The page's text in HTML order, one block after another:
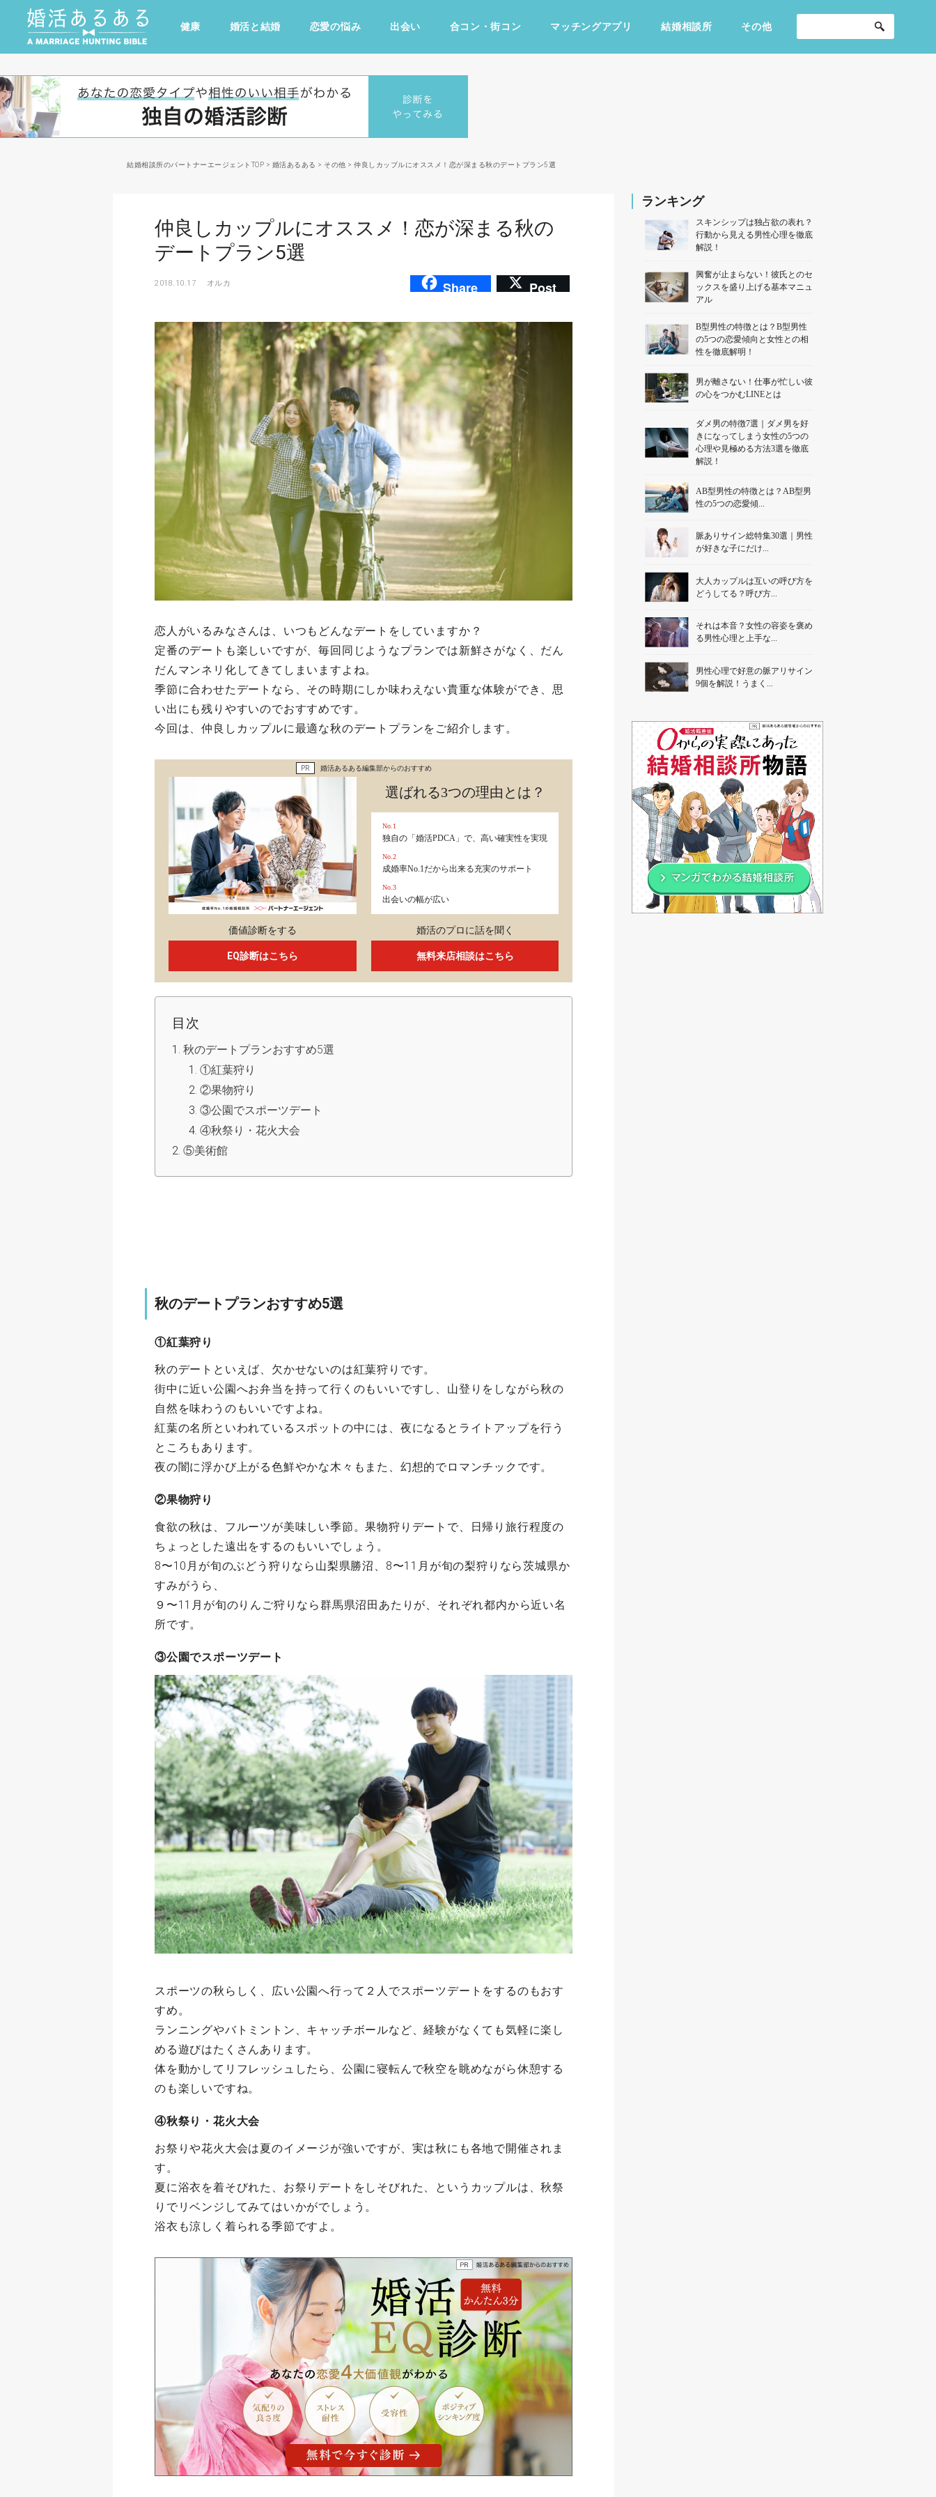
健康 婚活と結婚 恋愛の悩み 出会い 合コン・街コン マッチングアプリ 結婚相談所 その他
心の処方箋 カルチャー・トレンド・芸能
結婚相談所のパートナーエージェントTOP > 婚活あるある > その他 > 仲良しカップルにオススメ！恋が深まる秋のデートプラン5選
仲良しカップルにオススメ！恋が深まる秋の
デートプラン5選
2018.10.17 オルカ Share Post
恋人がいるみなさんは、いつもどんなデートをしていますか？
定番のデートも楽しいですが、毎回同じようなプランでは新鮮さがなく、だん
だんマンネリ化してきてしまいますよね。
季節に合わせたデートなら、その時期にしか味わえない貴重な体験ができ、思
い出にも残りやすいのでおすすめです。
今回は、仲良しカップルに最適な秋のデートプランをご紹介します。
PR 婚活あるある編集部からのおすすめ
価値診断をする
EQ診断はこちら
選ばれる3つの理由とは？
No.1
独自の「婚活PDCA」で、高い確実性を実現
No.2
成婚率No.1だから出来る充実のサポート
No.3
出会いの幅が広い
婚活のプロに話を聞く
無料来店相談はこちら
目次
秋のデートプランおすすめ5選
①紅葉狩り
②果物狩り
③公園でスポーツデート
④秋祭り・花火大会
⑤美術館
秋のデートプランおすすめ5選
①紅葉狩り
秋のデートといえば、欠かせないのは紅葉狩りです。
街中に近い公園へお弁当を持って行くのもいいですし、山登りをしながら秋の
自然を味わうのもいいですよね。
紅葉の名所といわれているスポットの中には、夜になるとライトアップを行う
ところもあります。
夜の闇に浮かび上がる色鮮やかな木々もまた、幻想的でロマンチックです。
②果物狩り
食欲の秋は、フルーツが美味しい季節。果物狩りデートで、日帰り旅行程度の
ちょっとした遠出をするのもいいでしょう。
8〜10月が旬のぶどう狩りなら山梨県勝沼、8〜11月が旬の梨狩りなら茨城県か
すみがうら、
９〜11月が旬のりんご狩りなら群馬県沼田あたりが、それぞれ都内から近い名
所です。
③公園でスポーツデート
スポーツの秋らしく、広い公園へ行って２人でスポーツデートをするのもおす
すめ。
ランニングやバトミントン、キャッチボールなど、経験がなくても気軽に楽し
める遊びはたくさんあります。
体を動かしてリフレッシュしたら、公園に寝転んで秋空を眺めながら休憩する
のも楽しいですね。
④秋祭り・花火大会
お祭りや花火大会は夏のイメージが強いですが、実は秋にも各地で開催されま
す。
夏に浴衣を着そびれた、お祭りデートをしそびれた、というカップルは、秋祭
りでリベンジしてみてはいかがでしょう。
浴衣も涼しく着られる季節ですよ。
ランキング
スキンシップは独占欲の表れ？
行動から見える男性心理を徹底
解説！
興奮が止まらない！彼氏とのセ
ックスを盛り上げる基本マニュ
アル
B型男性の特徴とは？B型男性
の5つの恋愛傾向と女性との相
性を徹底解明！
男が離さない！仕事が忙しい彼
の心をつかむLINEとは
ダメ男の特徴7選｜ダメ男を好
きになってしまう女性の5つの
心理や見極める方法3選を徹底
解説！
AB型男性の特徴とは？AB型男
性の5つの恋愛傾...
脈ありサイン総特集30選｜男性
が好きな子にだけ...
大人カップルは互いの呼び方を
どうしてる？呼び方...
それは本音？女性の容姿を褒め
る男性心理と上手な...
男性心理で好意の脈アリサイン
9個を解説！うまく...